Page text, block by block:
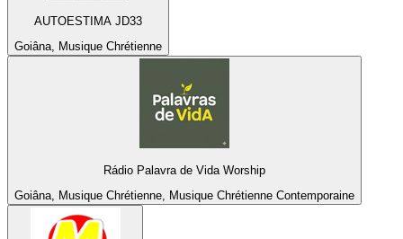
AUTOESTIMA JD33
Goiâna, Musique Chrétienne
Rádio Palavra de Vida Worship
Goiâna, Musique Chrétienne, Musique Chrétienne Contemporaine